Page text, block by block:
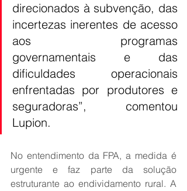
direcionados à subvenção, das
incertezas inerentes de acesso
aos programas
governamentais e das
dificuldades operacionais
enfrentadas por produtores e
seguradoras”, comentou
Lupion.
No entendimento da FPA, a medida é
urgente e faz parte da solução
estruturante ao endividamento rural. A